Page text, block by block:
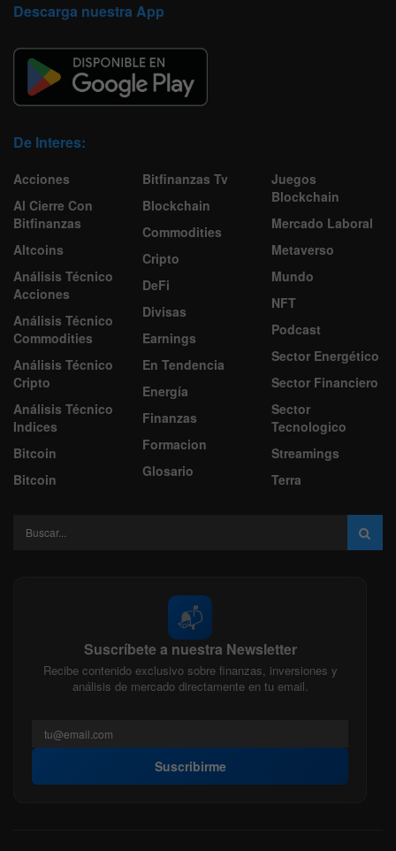
Descarga nuestra App
De Interes:
Acciones
Al Cierre Con
Bitfinanzas
Altcoins
Análisis Técnico
Acciones
Análisis Técnico
Commodities
Análisis Técnico
Cripto
Análisis Técnico
Indices
Bitcoin
Bitcoin
Bitfinanzas Tv
Blockchain
Commodities
Cripto
DeFi
Divisas
Earnings
En Tendencia
Energía
Finanzas
Formacion
Glosario
Juegos
Blockchain
Mercado Laboral
Metaverso
Mundo
NFT
Podcast
Sector Energético
Sector Financiero
Sector
Tecnologico
Streamings
Terra
📬
Suscríbete a nuestra Newsletter
Recibe contenido exclusivo sobre finanzas, inversiones y
análisis de mercado directamente en tu email.
Suscribirme